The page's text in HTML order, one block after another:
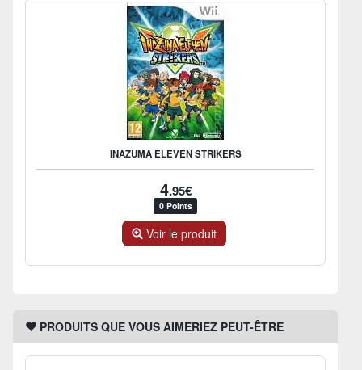
INAZUMA ELEVEN STRIKERS
4.95€
0 Points
Voir le produit
PRODUITS QUE VOUS AIMERIEZ PEUT-ÊTRE